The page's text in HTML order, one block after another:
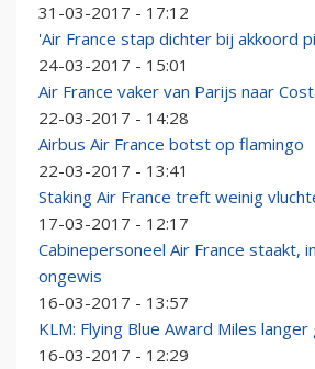
31-03-2017 - 17:12
'Air France stap dichter bij akkoord
24-03-2017 - 15:01
Air France vaker van Parijs naar
22-03-2017 - 14:28
Airbus Air France botst op flamingo
22-03-2017 - 13:41
Staking Air France treft weinig
17-03-2017 - 12:17
Cabinepersoneel Air France staakt,
ongewis
16-03-2017 - 13:57
KLM: Flying Blue Award Miles langer
16-03-2017 - 12:29